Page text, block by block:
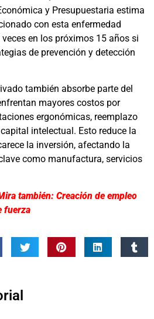
y Presupuestaria estima
con esta enfermedad
en los próximos 15 años si
de prevención y detección
también absorbe parte del
mayores costos por
ergonómicas, reemplazo
intelectual. Esto reduce la
la inversión, afectando la
como manufactura, servicios
también: Creación de empleo
fuerza